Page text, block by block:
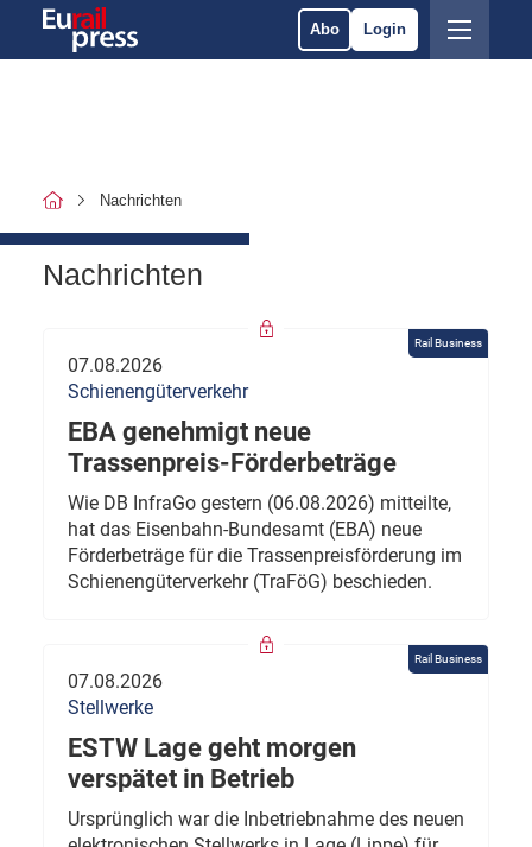
Abo Login
Nachrichten
Nachrichten
Rail Business
07.08.2026
Schienengüterverkehr
EBA genehmigt neue
Trassenpreis-Förderbeträge
Wie DB InfraGo gestern (06.08.2026) mitteilte,
hat das Eisenbahn-Bundesamt (EBA) neue
Förderbeträge für die Trassenpreisförderung im
Schienengüterverkehr (TraFöG) beschieden.
Rail Business
07.08.2026
Stellwerke
ESTW Lage geht morgen
verspätet in Betrieb
Ursprünglich war die Inbetriebnahme des neuen